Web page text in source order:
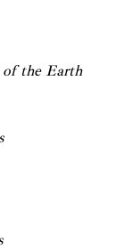
the Earth